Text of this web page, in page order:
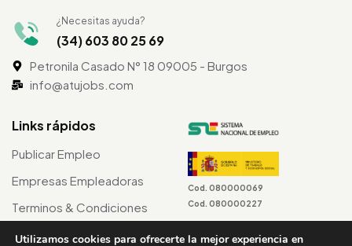
¿Necesitas ayuda?
(34) 603 80 25 69
Petronila Casado N° 18 09005 - Burgos
info@atujobs.com
Links rápidos
Publicar Empleo
Empresas Empleadoras
Terminos & Condiciones
Cod. 080000069
Cod. 080000227
Utilizamos cookies para ofrecerte la mejor experiencia en